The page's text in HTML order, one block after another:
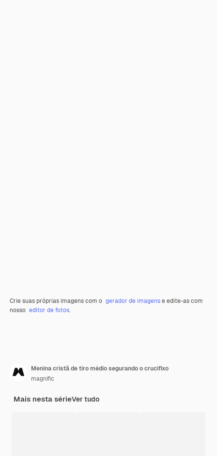
Crie suas próprias imagens com o gerador de imagense edite-as com
nosso editor de fotos.
Menina cristã de tiro médio segurando o crucifixo
magnific
Mais nesta sérieVer tudo